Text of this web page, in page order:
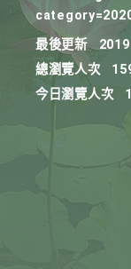
最後更新
總瀏覽人次
今日瀏覽人次